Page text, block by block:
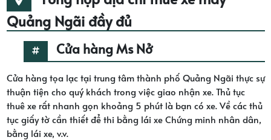
Quảng Ngãi đầy đủ
Cửa hàng Ms Nở
Cửa hàng tọa lạc tại trung tâm thành phố Quảng Ngãi thực sự
thuận tiện cho quý khách trong việc giao nhận xe. Thủ tục
thuê xe rất nhanh gọn khoảng 5 phút là bạn có xe. Về các thủ
tục giấy tờ cần thiết để thi bằng lái xe Chứng minh nhân dân,
bằng lái xe, v.v.